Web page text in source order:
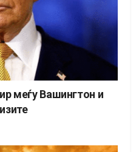
меѓу Вашингтон и